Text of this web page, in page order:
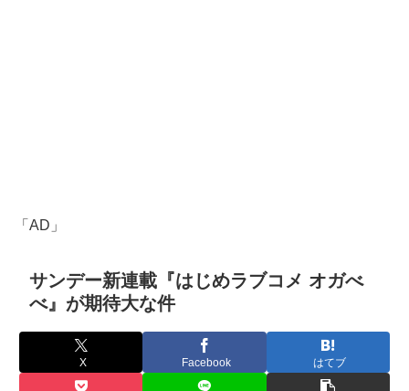
「AD」
サンデー新連載『はじめラブコメ オガべ
べ』が期待大な件
X Facebook はてブ